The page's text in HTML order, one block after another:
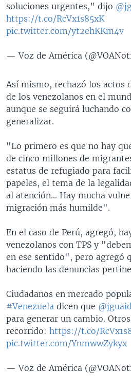
soluciones urgentes,” dijo
https://t.co/RcVx1s85xK
pic.twitter.com/yt2ehKKm4v
— Voz de América
Así mismo, rechazó los actos
de los venezolanos en el
aunque se seguirá luchando
generalizar.
"Lo primero es que no hay
de cinco millones de
estatus de refugiado para
papeles, el tema de la
al atención... Hay mucha
migración más humilde".
En el caso de Perú, agregó,
venezolanos con TPS y
en ese sentido", pero agregó
haciendo las denuncias
Ciudadanos en mercado
#Venezuela dicen que
para generar un cambio.
recorrido: https://t.co/
pic.twitter.com/YnmwwZykyx
— Voz de América